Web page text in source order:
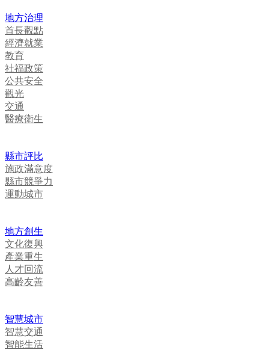
地方治理
首長觀點
經濟就業
教育
社福政策
公共安全
觀光
交通
醫療衛生
縣市評比
施政滿意度
縣市競爭力
運動城市
地方創生
文化復興
產業重生
人才回流
高齡友善
智慧城市
智慧交通
智能生活